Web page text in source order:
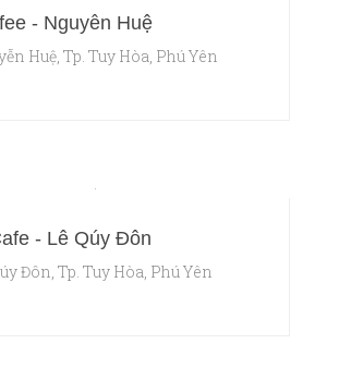
- Nguyễn Huệ
Huệ, Tp. Tuy Hòa, Phú Yên
- Lê Qúy Đôn
Đôn, Tp. Tuy Hòa, Phú Yên